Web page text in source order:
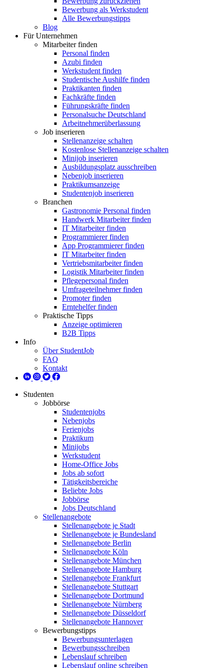
Bewerbung als Werkstudent
Alle Bewerbungstipps
Blog
Für Unternehmen
Mitarbeiter finden
Personal finden
Azubi finden
Werkstudent finden
Studentische Aushilfe finden
Praktikanten finden
Fachkräfte finden
Führungskräfte finden
Personalsuche Deutschland
Arbeitnehmerüberlassung
Job inserieren
Stellenanzeige schalten
Kostenlose Stellenanzeige schalten
Minijob inserieren
Ausbildungsplatz ausschreiben
Nebenjob inserieren
Praktikumsanzeige
Studentenjob inserieren
Branchen
Gastronomie Personal finden
Handwerk Mitarbeiter finden
IT Mitarbeiter finden
Programmierer finden
App Programmierer finden
IT Mitarbeiter finden
Vertriebsmitarbeiter finden
Logistik Mitarbeiter finden
Pflegepersonal finden
Umfrageteilnehmer finden
Promoter finden
Erntehelfer finden
Praktische Tipps
Anzeige optimieren
B2B Tipps
Info
Über StudentJob
FAQ
Kontakt
Studenten
Jobbörse
Studentenjobs
Nebenjobs
Ferienjobs
Praktikum
Minijobs
Werkstudent
Home-Office Jobs
Jobs ab sofort
Tätigkeitsbereiche
Beliebte Jobs
Jobbörse
Jobs Deutschland
Stellenangebote
Stellenangebote je Stadt
Stellenangebote je Bundesland
Stellenangebote Berlin
Stellenangebote Köln
Stellenangebote München
Stellenangebote Hamburg
Stellenangebote Frankfurt
Stellenangebote Stuttgart
Stellenangebote Dortmund
Stellenangebote Nürnberg
Stellenangebote Düsseldorf
Stellenangebote Hannover
Bewerbungstipps
Bewerbungsunterlagen
Bewerbungsschreiben
Lebenslauf schreiben
Lebenslauf online schreiben